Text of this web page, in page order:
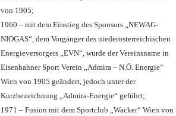
von 1905;
1960 – mit dem Einstieg des Sponsors „NEWAG-
NIOGAS“, dem Vorgänger des niederösterreichischen
Energieversorgers „EVN“, wurde der Vereinsname in
Eisenbahner Sport Verein „Admira – N.Ö. Energie“
Wien von 1905 geändert, jedoch unter der
Kurzbezeichnung „Admira-Energie“ geführt;
1971 – Fusion mit dem Sportclub „Wacker“ Wien von